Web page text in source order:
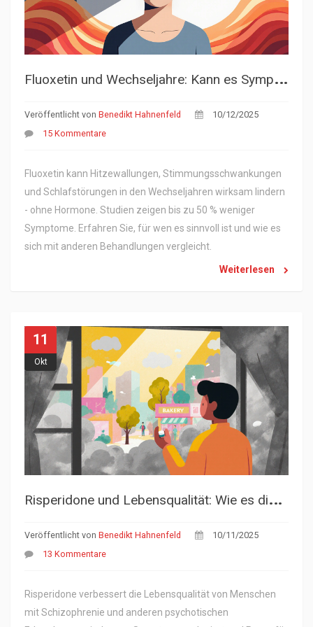
F
luoxetin und Wechseljahre: Kann es Symptome lindern?
Veröffentlicht von Benedikt Hahnenfeld
10/12/2025
15 Kommentare
Fluoxetin kann Hitzewallungen, Stimmungsschwankungen
und Schlafstörungen in den Wechseljahren wirksam lindern
- ohne Hormone. Studien zeigen bis zu 50 % weniger
Symptome. Erfahren Sie, für wen es sinnvoll ist und wie es
sich mit anderen Behandlungen vergleicht.
Weiterlesen
11
Okt
R
isperidone und Lebensqualität: Wie es die psychische Gesundheit und das Wohlbefinden verbessert
Veröffentlicht von Benedikt Hahnenfeld
10/11/2025
13 Kommentare
Risperidone verbessert die Lebensqualität von Menschen
mit Schizophrenie und anderen psychotischen